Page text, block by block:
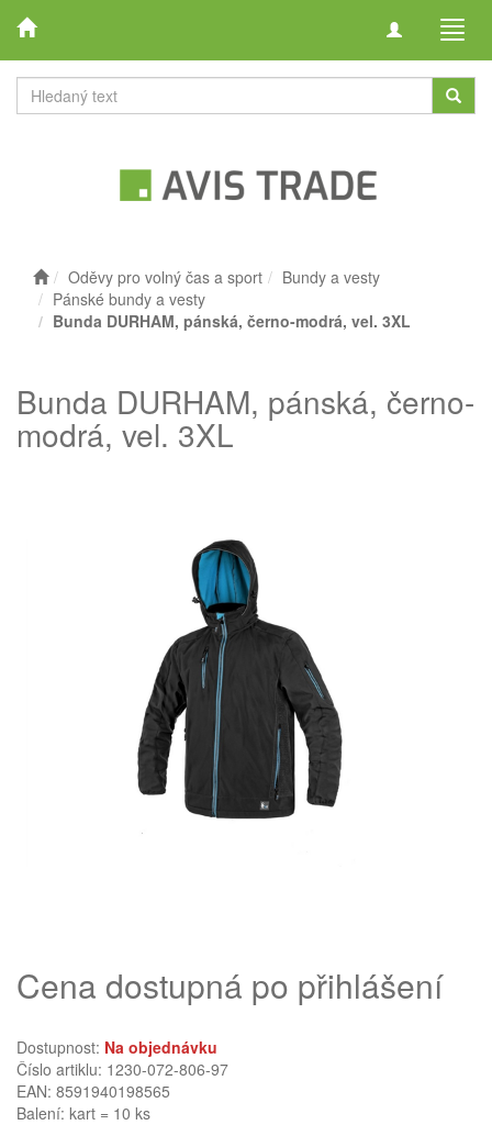
Toggle
Oděvy pro volný čas a sport
Bundy a vesty
Pánské bundy a vesty
Bunda DURHAM, pánská, černo-modrá, vel. 3XL
Bunda DURHAM, pánská, černo-
modrá, vel. 3XL
Cena dostupná po přihlášení
Dostupnost: Na objednávku
Číslo artiklu: 1230-072-806-97
EAN: 8591940198565
Balení: kart = 10 ks